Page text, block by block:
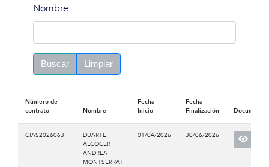
Nombre
Buscar Limpiar
Número de
contrato
Nombre
Fecha
Inicio
Fecha
Finalización
Documento
CIAS2026063
DUARTE
ALCOCER
ANDREA
MONTSERRAT
01/04/2026 30/06/2026